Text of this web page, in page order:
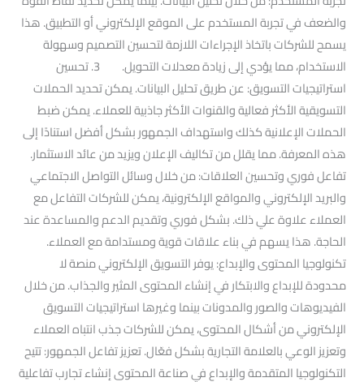
والضعف في تجربة المستخدم على الموقع الإلكتروني أو التطبيق. هذا
يسمح للشركات باتخاذ الإجراءات اللازمة لتحسين التصميم وسهولة
الاستخدام، مما يؤدي إلى زيادة معدلات التحويل. 3. تحسين
استراتيجيات التسويق: عن طريق تحليل البيانات. يمكن تحديد الحملات
التسويقية الأكثر فعالية والقنوات الأكثر جاذبية للعملاء. يمكن ضبط
الحملات الإعلانية كذلك واستهداف الجمهور بشكل أفضل استنادًا إلى
هذه المعرفة. مما يقلل من تكاليف الإعلان ويزيد من عائد الاستثمار.
تفاعل فوري وتحسين العلاقات: من خلال وسائل التواصل الاجتماعي
والبريد الإلكتروني والمواقع الإلكترونية، يمكن للشركات التفاعل مع
العملاء علاوة علي ذلك. بشكل فوري وتقديم الدعم والمساعدة عند
الحاجة. هذا يسهم في بناء علاقات قوية ومستدامة مع العملاء.
تكنولوجيا المحتوى والإبداع: يوفر التسويق الإلكتروني منصة لا
محدودة للإبداع والابتكار في إنشاء المحتوى المثير والجذاب. من خلال
الفيديوهات والصور والمدونات بينما وغيرها استراتيجيات التسويق
الإلكتروني من أشكال المحتوى، يمكن للشركات جذب انتباه العملاء
وتعزيز الوعي بالعلامة التجارية بشكل فعّال. تعزيز تفاعل الجمهور: تتيح
التكنولوجيا المتقدمة والإبداع في صناعة المحتوى إنشاء تجارب تفاعلية